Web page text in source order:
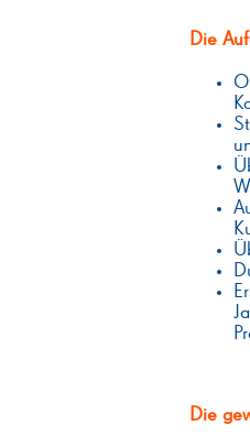
Die
Die